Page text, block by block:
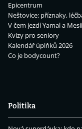
Epicentrum
Neštovice: příznaky,
V čem jezdí Yamal a
Kvízy pro seniory
Kalendář úplňků 2026
Co je bodycount?
Politika